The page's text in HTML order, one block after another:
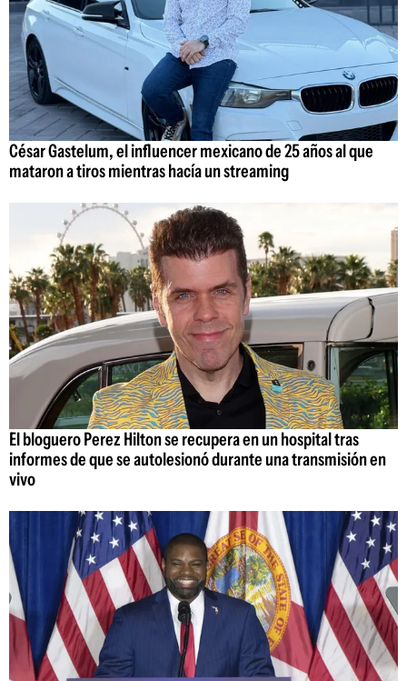
César Gastelum, el influencer mexicano de 25 años al que
mataron a tiros mientras hacía un streaming
El bloguero Perez Hilton se recupera en un hospital tras
informes de que se autolesionó durante una transmisión en
vivo